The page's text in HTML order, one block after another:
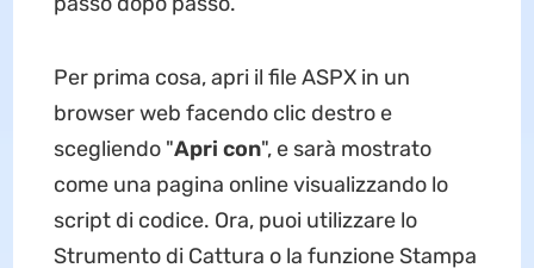
Per prima cosa, apri il file ASPX in un
browser web facendo clic destro e
scegliendo "Apri con", e sarà mostrato
come una pagina online visualizzando lo
script di codice. Ora, puoi utilizzare lo
Strumento di Cattura o la funzione Stampa